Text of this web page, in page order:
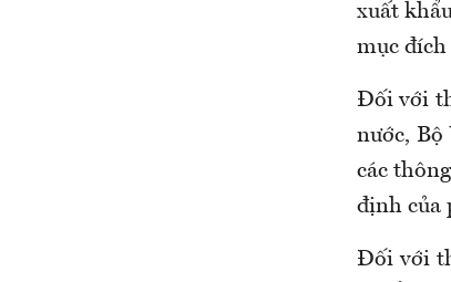
xuất
mục đích
Đối với
nước, Bộ
các
định của
Đối với